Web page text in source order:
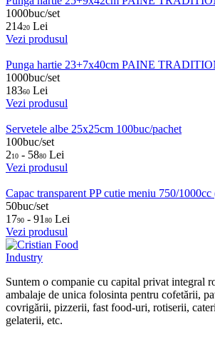
1000buc/set
21420 Lei
Vezi produsul
Punga hartie 23+7x40cm PAINE
1000buc/set
18360 Lei
Vezi produsul
Servetele albe 25x25cm 100buc/pachet
100buc/set
210 - 5880 Lei
Vezi produsul
Capac transparent PP cutie meniu 750/
50buc/set
1790 - 91 80 Lei
Vezi produsul
Suntem o companie cu capital privat integral
ambalaje de unica folosinta pentru cofetării,
covrigării, pizzerii, fast food-uri, rotiserii,
gelaterii, etc.